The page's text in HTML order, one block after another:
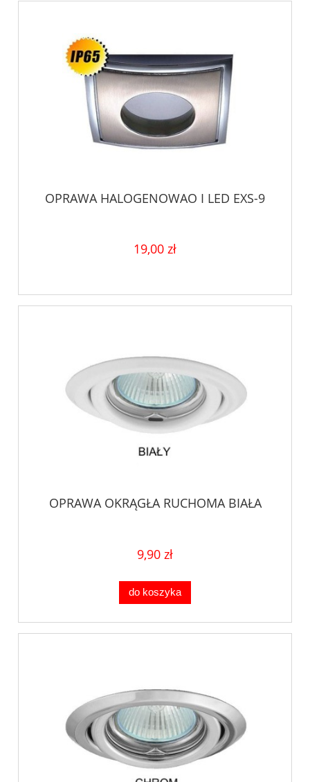
OPRAWA HALOGENOWAO I LED EXS-9
19,00 zł
OPRAWA OKRĄGŁA RUCHOMA BIAŁA
9,90 zł
do koszyka